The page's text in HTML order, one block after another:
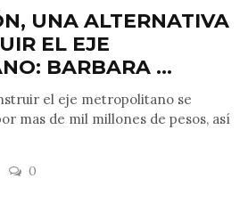
UNA ALTERNATIVA
EL EJE
BARBARA ...
el eje metropolitano se
mas de mil millones de pesos, así
0